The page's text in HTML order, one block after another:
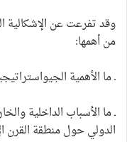
وقد تفرعت عن الإشكالية
من أهمها:
ـ ما الأهمية
ـ ما الأسباب الداخلية
الدولي حول منطقة القرن